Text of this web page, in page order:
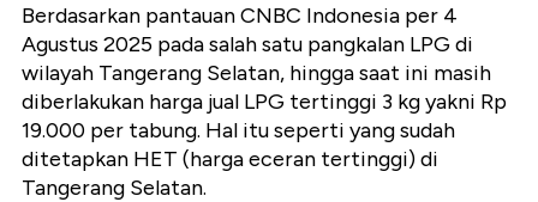
Berdasarkan pantauan CNBC Indonesia per 4
Agustus 2025 pada salah satu pangkalan LPG di
wilayah Tangerang Selatan, hingga saat ini masih
diberlakukan harga jual LPG tertinggi 3 kg yakni Rp
19.000 per tabung. Hal itu seperti yang sudah
ditetapkan HET (harga eceran tertinggi) di
Tangerang Selatan.